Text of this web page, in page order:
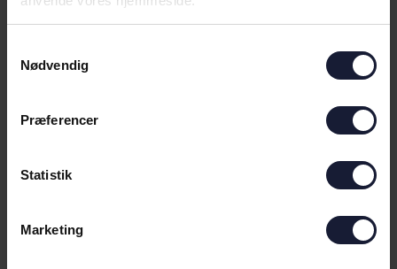
Nødvendig
Præferencer
Statistik
Marketing